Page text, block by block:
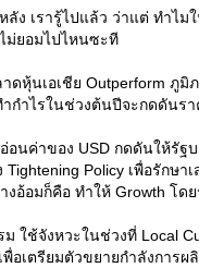
ง เรารู้ไปแล้ว ว่าแต่ ทำไม
ม่ยอมไปไหนซะที
ดหุ้นเอเชีย Outperform ภูมิ
กำไรในช่วงต้นปีจะกดดันร
อนค่าของ USD กดดันให้รัฐ
Tightening Policy เพื่อรักษา
งอ้อมก็คือ ทำให้ Growth โด
ใช้จังหวะในช่วงที่ Local
อเตรียมตัวขยายกำลังการผ